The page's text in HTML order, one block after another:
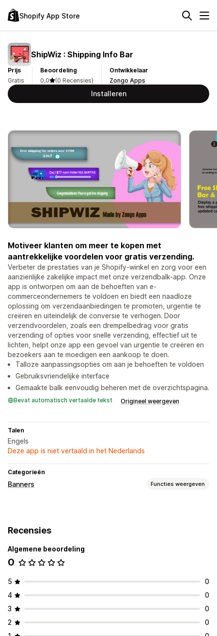
Shopify App Store
ShipWiz : Shipping Info Bar
Prijs
Gratis
Beoordeling
0,0
(0 Recensies)
Ontwikkelaar
Zongo Apps
Installeren
Motiveer klanten om meer te kopen met
aantrekkelijke voordelen voor gratis verzending.
Verbeter de prestaties van je Shopify-winkel en zorg voor een
aanzienlijke zakelijke impact met onze verzendbalk-app. Onze
app is ontworpen om aan de behoeften van e-
commerceondernemers te voldoen en biedt een naadloze
oplossing om verzendaanbiedingen te promoten, urgentie te
creëren en uiteindelijk de conversie te verhogen. Door
verzendvoordelen, zoals een drempelbedrag voor gratis
verzending of opties voor snelle verzending, effectief uit te
lichten, helpt onze app een gevoel van urgentie te creëren en
bezoekers aan te moedigen een aankoop te doen.
Talloze aanpassingsopties om aan je behoeften te voldoen
Gebruiksvriendelijke interface
Gemaakte balk eenvoudig beheren met de overzichtspagina.
Bevat automatisch vertaalde tekst Origineel weergeven
Talen
Engels
Deze app is niet vertaald in het Nederlands
Categorieën
Banners Functies weergeven
Bannerpositie Animaties
Links en knoppen
Recensies
Algemene beoordeling
0
5
0
4
0
3
0
2
0